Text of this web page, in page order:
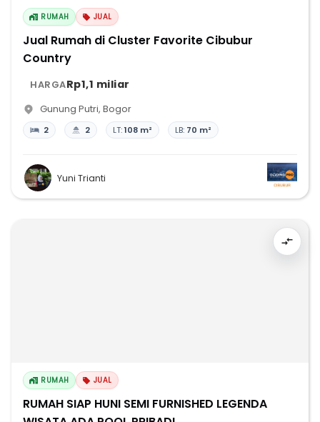
RUMAH JUAL
Jual Rumah di Cluster Favorite Cibubur
Country
HARGARp1,1 miliar
Gunung Putri, Bogor
2 2 LT:108 m² LB: 70 m²
Yuni Trianti
RUMAH JUAL
RUMAH SIAP HUNI SEMI FURNISHED LEGENDA